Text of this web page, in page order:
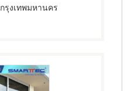
กรุงเทพมหานคร